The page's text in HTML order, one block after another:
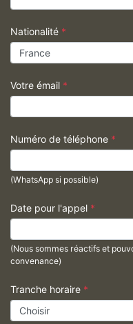
Nationalité *
Votre émail *
Numéro de téléphone *
(WhatsApp si possible)
Date pour l'appel *
(Nous sommes réactifs et
convenance)
Tranche horaire *